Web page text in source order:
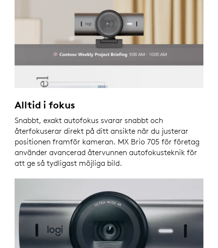
Alltid i fokus
Snabbt, exakt autofokus svarar snabbt och
återfokuserar direkt på ditt ansikte när du justerar
positionen framför kameran. MX Brio 705 för företag
använder avancerad återvunnen autofokusteknik för
att ge så tydligast möjliga bild.